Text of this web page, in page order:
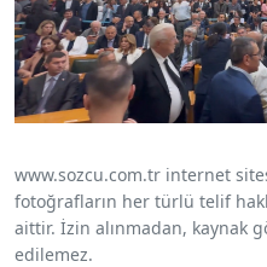
www.sozcu.com.tr internet
fotoğrafların her türlü telif
aittir. İzin alınmadan, kaynak
edilemez.